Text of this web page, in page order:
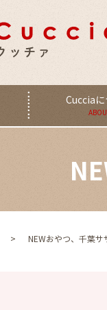
Cucciaに
NEWおやつ、千葉サ